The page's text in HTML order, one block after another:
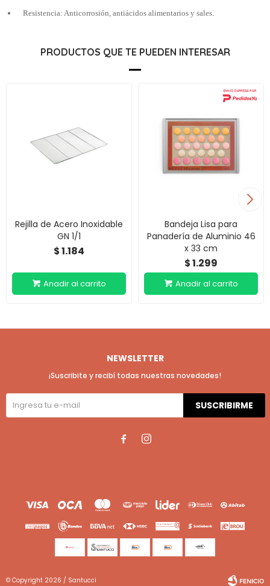
Resistencia: Anticorrosión, antiácidos alimentarios y sales.
PRODUCTOS QUE TE PUEDEN INTERESAR
Rejilla de Acero Inoxidable
GN 1/1
$1.184
Bandeja Lisa para
Panadería de Aluminio 46
x 33 cm
$1.299
NEWSLETTER
¡Suscribite y recibí todas nuestras novedades!
SUSCRIBIRME
 
© Copyright 2026 / Santucci